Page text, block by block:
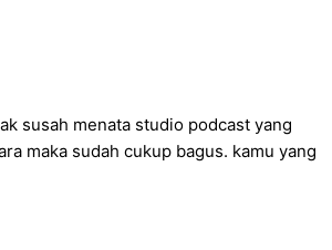
susah menata studio podcast yang
maka sudah cukup bagus. kamu yang